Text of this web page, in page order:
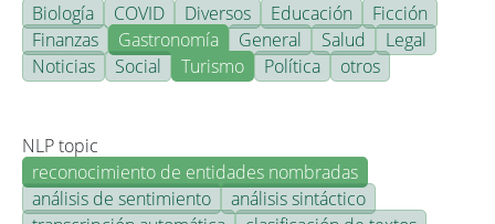
Biología
COVID Diversos Educación
Ficción
Finanzas
Gastronomía General Salud
Legal
Noticias
Social Turismo Política otros
NLP topic
reconocimiento de entidades nombradas
análisis de sentimiento
análisis sintáctico